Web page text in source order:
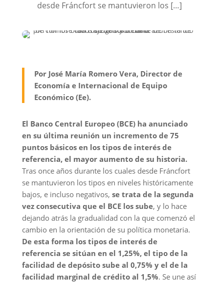
desde Fráncfort se mantuvieron los […]
Por José María Romero Vera, Director de
Economía e Internacional de Equipo
Económico (Ee).
El Banco Central Europeo (BCE) ha anunciado
en su última reunión un incremento de 75
puntos básicos en los tipos de interés de
referencia, el mayor aumento de su historia.
Tras once años durante los cuales desde Fráncfort
se mantuvieron los tipos en niveles históricamente
bajos, e incluso negativos, se trata de la segunda
vez consecutiva que el BCE los sube, y lo hace
dejando atrás la gradualidad con la que comenzó el
cambio en la orientación de su política monetaria.
De esta forma los tipos de interés de
referencia se sitúan en el 1,25%, el tipo de la
facilidad de depósito sube al 0,75% y el de la
facilidad marginal de crédito al 1,5%. Se une así